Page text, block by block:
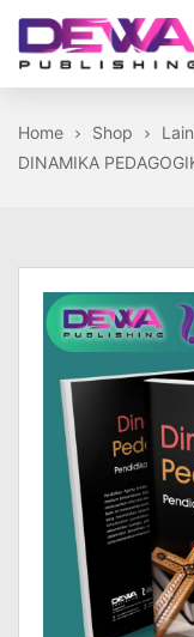
Skip
theDewa
Home
Shop
DINAMIKA